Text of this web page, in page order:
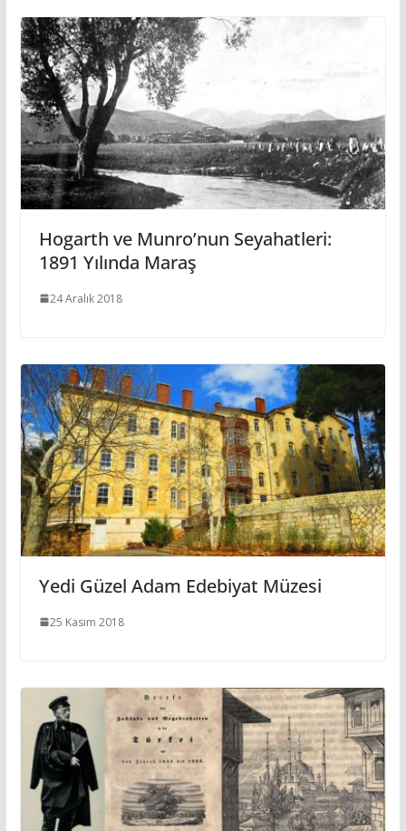
Hogarth ve Munro’nun Seyahatleri:
1891 Yılında Maraş
24 Aralık 2018
Yedi Güzel Adam Edebiyat Müzesi
25 Kasım 2018